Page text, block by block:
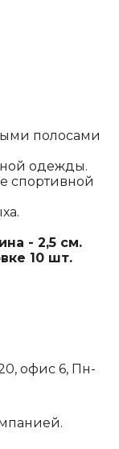
полосами
одежды.
спортивной
- 2,5 см.
10 шт.
офис 6, Пн-